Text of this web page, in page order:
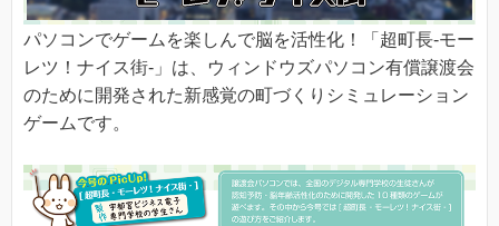
パソコンでゲームを楽しんで脳を活性化！「超町長-モー
レツ！ナイス街-」は、ウィンドウズパソコン有償譲渡会
のために開発された新感覚の町づくりシミュレーション
ゲームです。